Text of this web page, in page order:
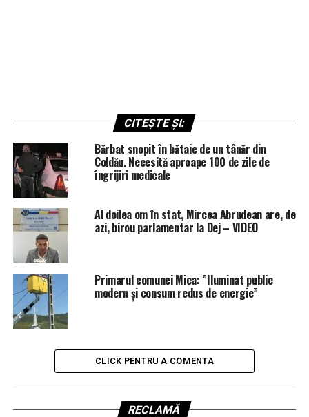
CITEȘTE ȘI:
Bărbat snopit în bătaie de un tânăr din
Coldău. Necesită aproape 100 de zile de
îngrijiri medicale
Al doilea om în stat, Mircea Abrudean are, de
azi, birou parlamentar la Dej – VIDEO
Primarul comunei Mica: ”Iluminat public
modern și consum redus de energie”
CLICK PENTRU A COMENTA
RECLAMĂ